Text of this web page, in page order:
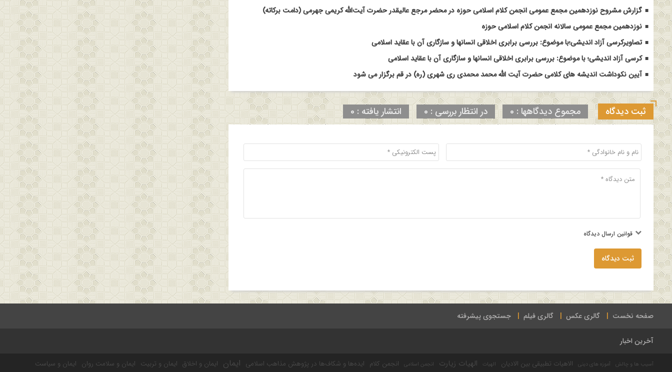
گزارش مشروح نوزدهمین مجمع عمومی انجمن کلام اسلامی حوزه در محضر مرجع عالیقدر حضرت آیت‌الله کریمی جهرمی (دامت برکاته)
نوزدهمین مجمع عمومی سالانه انجمن کلام اسلامی حوزه
تصاویرکرسی آزاد اندیشی؛با موضوع: بررسی برابری اخلاقی انسانها و سازگاری آن با عقاید اسلامی
کرسی آزاد اندیشی؛ با موضوع: بررسی برابری اخلاقی انسانها و سازگاری آن با عقاید اسلامی
آیین نکوداشت اندیشه های کلامی حضرت آیت الله محمد محمدی ری شهری (ره) در قم برگزار می شود
ثبت دیدگاه مجموع دیدگاهها : 0 در انتظار بررسی : 0 انتشار یافته : 0
قوانین ارسال دیدگاه
ثبت دیدگاه
صفحه نخست گالری عکس گالری فیلم جستجوی پیشرفته
آخرین اخبار
آسیب ها و چالش آموزه های دینی الاهیات تطبیقی بین الادیان الهیات الهیات زیارت انجمن اسلامی انجمن کلام ایده‌ها و شکاف‌ها در پژوهش مذاهب اسلامی ایمان ایمان و اخلاق ایمان و تربیت ایمان و سلامت روان ایمان و سیاست